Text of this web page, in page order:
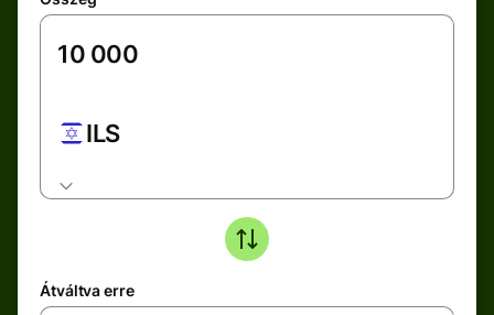
ILS
Átváltva erre